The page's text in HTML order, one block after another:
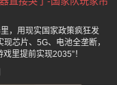
，用现实国家政策疯狂发
芯片、5G、电池全垄断，
里提前实现2035”！